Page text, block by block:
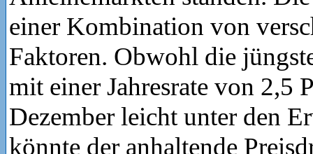
einer Kombination von
Faktoren. Obwohl die
mit einer Jahresrate von 2,5
Dezember leicht unter den
könnte der anhaltende